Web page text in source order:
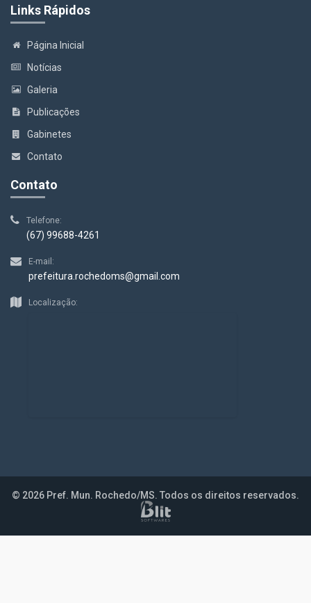
Links Rápidos
Página Inicial
Notícias
Galeria
Publicações
Gabinetes
Contato
Contato
Telefone:
(67) 99688-4261
E-mail:
prefeitura.rochedoms@gmail.com
Localização:
© 2026 Pref. Mun. Rochedo/MS. Todos os direitos reservados.